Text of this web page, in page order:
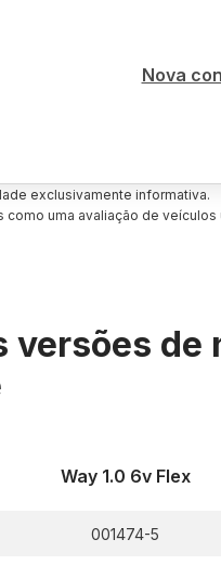
Nova
exclusivamente informativa.
uma avaliação de veículos
versões de
Way 1.0 6v Flex
001474-5